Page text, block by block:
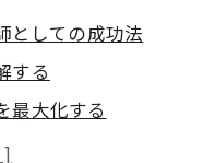
としての成功法
する
最大化する
ローチ